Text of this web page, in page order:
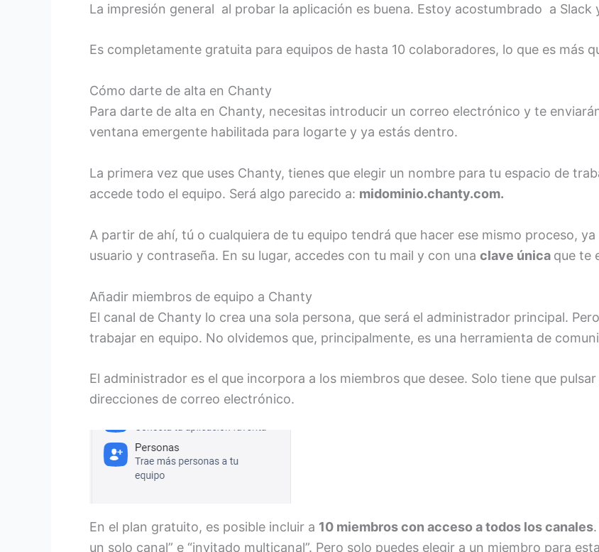
La impresión general al probar la aplicación es buena. Estoy acostumbrado a Slack
Es completamente gratuita para equipos de hasta 10 colaboradores, lo que es más
Cómo darte de alta en Chanty
Para darte de alta en Chanty, necesitas introducir un correo electrónico y te
ventana emergente habilitada para logarte y ya estás dentro.
La primera vez que uses Chanty, tienes que elegir un nombre para tu espacio de
accede todo el equipo. Será algo parecido a: midominio.chanty.com.
A partir de ahí, tú o cualquiera de tu equipo tendrá que hacer ese mismo proceso,
usuario y contraseña. En su lugar, accedes con tu mail y con una clave única que te
Añadir miembros de equipo a Chanty
El canal de Chanty lo crea una sola persona, que será el administrador principal.
trabajar en equipo. No olvidemos que, principalmente, es una herramienta de
El administrador es el que incorpora a los miembros que desee. Solo tiene que
direcciones de correo electrónico.
En el plan gratuito, es posible incluir a 10 miembros con acceso a todos los canales
un solo canal” e “invitado multicanal”. Pero solo puedes elegir a un miembro para